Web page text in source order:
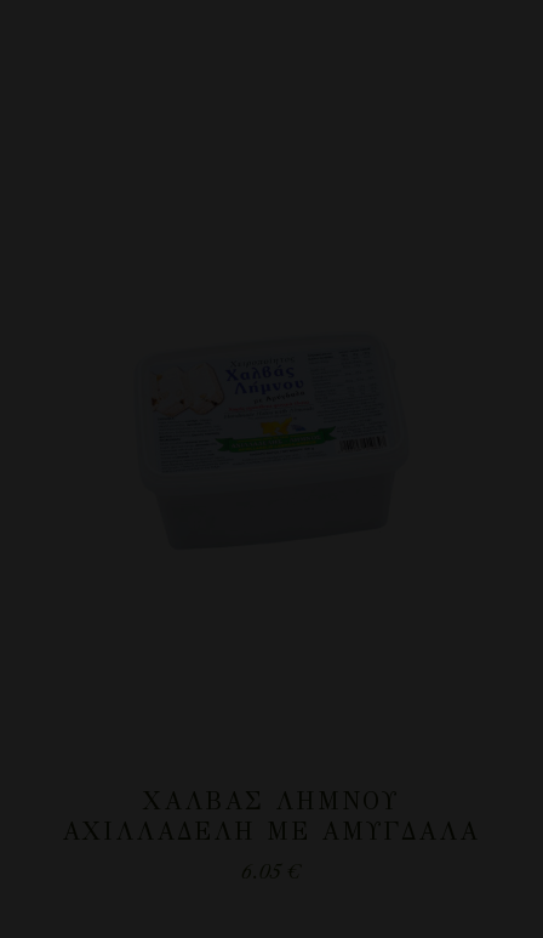
ΧΑΛΒΆΣ ΛΉΜΝΟΥ
ΑΧΙΛΛΑΔΈΛΗ ΜΕ ΑΜΎΓΔΑΛΑ
6.05 €